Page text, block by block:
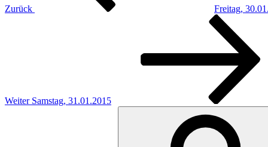
Zurück
Freitag,
Weiter Samstag, 31.01.2015